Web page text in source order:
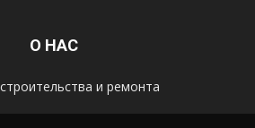
О НАС
и ремонта